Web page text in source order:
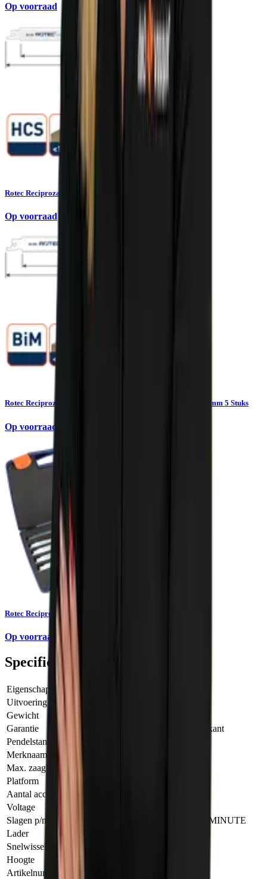
Op voorraad
Rotec Reciprozaagblad Hout-kunstof 230mm 5 Stuks
Op voorraad
Rotec Reciprozaagblad Hout-metaal S3456XF Non-ferro 200mm 5 Stuks
Op voorraad
Rotec Reciprozaagbladset Universeel 25dlg
Op voorraad
Specificaties
Eigenschap
Uitvoering
Gewicht
Garantie
3 Jaar na registratie bij fabrikant
Pendelstand
Merknaam
Max. zaagbladlengte
Platform
Aantal accu's
Voltage
Slagen p/min
3000.00 STROKES_PER_MINUTE
Lader
Snelwissel
Hoogte
Artikelnummer Fabrikant